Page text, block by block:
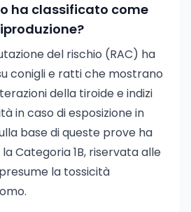
ha classificato come
del rischio (RAC) ha
conigli e ratti che mostrano
della tiroide e indizi
in caso di esposizione in
base di queste prove ha
Categoria 1B, riservata alle
la tossicità